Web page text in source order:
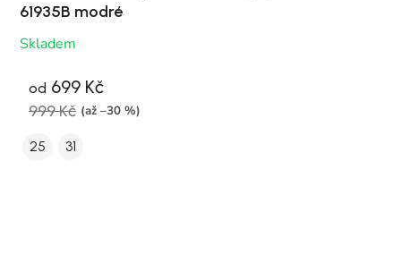
61935B modré
Skladem
od 699 Kč
999 Kč (až –30 %)
25 31